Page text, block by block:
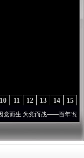
15
14
13
12
11
10
党而战——百年“纪”事⑧加强纪